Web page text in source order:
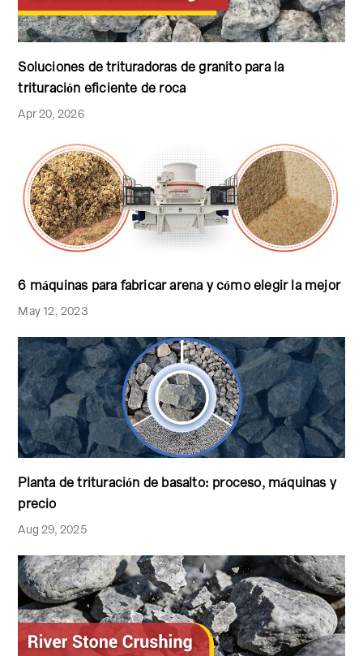
Soluciones de trituradoras de granito para la
trituración eficiente de roca
Apr 20, 2026
6 máquinas para fabricar arena y cómo elegir la mejor
May 12, 2023
Planta de trituración de basalto: proceso, máquinas y
precio
Aug 29, 2025